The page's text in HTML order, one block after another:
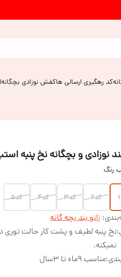
کد رهگیری ارسالی هاکفش نوزادی بچگانه
نوزادی و بچگانه نخ پنبه
رنگ
کد۲ کد۳ کد۴ کد۵
: زانو بند بچه گانه
:نخ پنبه لطیف و پشت کار حالت توری
نمیکنه.
:مناسب ۹ماه تا ۳سال